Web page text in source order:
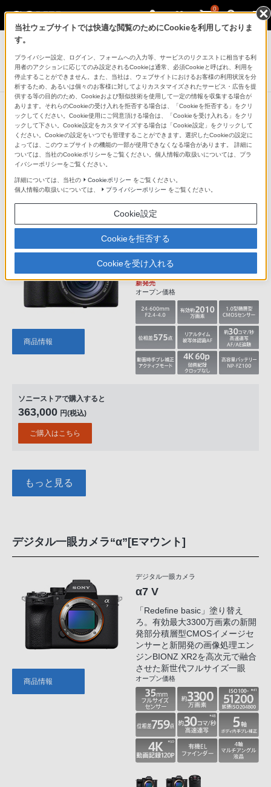
0
デジタル一眼カメラ α（アルファ）
DCカプラー
DC-C1
大型センサーモデル
デジタル一眼カメラ“α”[Eマウント]
Cinema Line カメラ
大型センサーモデル
NEW
デジタルスチルカメラ
RX10 V(DSC-RX10M5)
新発売
オープン価格
商品情報
ソニーストアで購入すると
363,000 円(税込)
ご購入はこちら
もっと見る
デジタル一眼カメラ“α”[Eマウント]
デジタル一眼カメラ
α7 V
「Redefine basic」塗り替え
ろ。有効最大3300万画素の新開
発部分積層型CMOSイメージセ
ンサーと新開発の画像処理エン
ジンBIONZ XR2を高次元で融合
させた新世代フルサイズ一眼
オープン価格
商品情報
当社ウェブサイトでは快適な閲覧のためにCookieを利用しておりま
す。
プライバシー設定、ログイン、フォームへの入力等、サービスのリクエストに相当する利
用者のアクションに応じてのみ設定されるCookieは通常、必須Cookieと呼ばれ、利用を
停止することができません。また、当社は、ウェブサイトにおけるお客様の利用状況を分
析するため、あるいは個々のお客様に対してよりカスタマイズされたサービス・広告を提
供する等の目的のため、Cookieおよび類似技術を使用して一定の情報を収集する場合が
あります。それらのCookieの受け入れを拒否する場合は、「Cookieを拒否する」をクリ
ックしてください。Cookie使用にご同意頂ける場合は、「Cookieを受け入れる」をクリ
ックして下さい。Cookie設定をカスタマイズする場合は「Cookie設定」をクリックして
ください。Cookieの設定をいつでも管理することができます。選択したCookieの設定に
よっては、このウェブサイトの機能の一部が使用できなくなる場合があります。 詳細に
ついては、当社のCookieポリシーをご覧ください。個人情報の取扱いについては、プラ
イバシーポリシーをご覧ください。
詳細については、当社の Cookieポリシー をご覧ください。
個人情報の取扱いについては、
プライバシーポリシー をご覧ください。
Cookie設定
Cookieを拒否する
Cookieを受け入れる